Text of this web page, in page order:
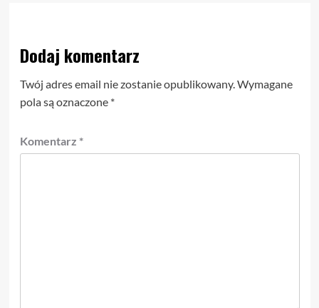
Dodaj komentarz
Twój adres email nie zostanie opublikowany. Wymagane
pola są oznaczone *
Komentarz *